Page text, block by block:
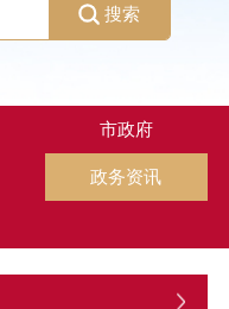
搜索
市政府
政务资讯